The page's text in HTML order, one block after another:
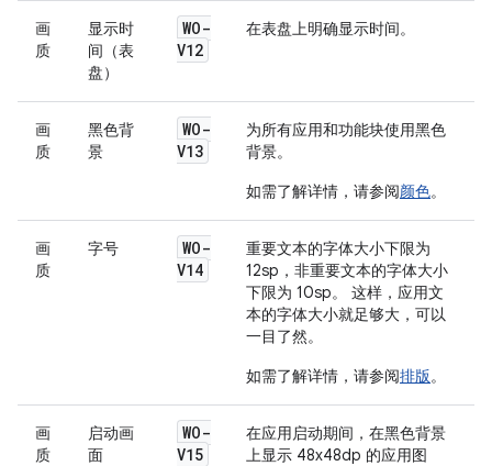
画
质
显示时
间（表
盘）
WO-
V12
在表盘上明确显示时间。
画
质
黑色背
景
WO-
V13
为所有应用和功能块使用黑色
背景。
如需了解详情，请参阅颜色。
画
质
字号
WO-
V14
重要文本的字体大小下限为
12sp，非重要文本的字体大小
下限为 10sp。 这样，应用文
本的字体大小就足够大，可以
一目了然。
如需了解详情，请参阅排版。
画
质
启动画
面
WO-
V15
在应用启动期间，在黑色背景
上显示 48x48dp 的应用图